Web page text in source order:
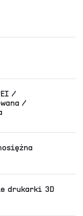
/
/
drukarki 3D